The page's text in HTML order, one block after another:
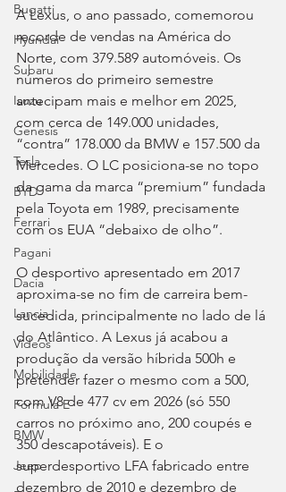
Bugatti
Hyundai
Subaru
Isuzu
Genesis
Tesla
BYD
Ferrari
Pagani
Dacia
Lancia
Videos
Mobilidade
Fórmula E
BMW
Jeep
A Lexus, o ano passado, comemorou
recorde de vendas na América do
Norte, com 379.589 automóveis. Os
números do primeiro semestre
antecipam mais e melhor em 2025,
com cerca de 149.000 unidades,
“contra” 178.000 da BMW e 157.500 da
Mercedes. O LC posiciona-se no topo
da gama da marca “premium” fundada
pela Toyota em 1989, precisamente
com os EUA “debaixo de olho”.
O desportivo apresentado em 2017
aproxima-se no fim de carreira bem-
sucedida, principalmente no lado de lá
do Atlântico. A Lexus já acabou a
produção da versão híbrida 500h e
pretender fazer o mesmo com a 500,
com V8 de 477 cv em 2026 (só 550
carros no próximo ano, 200 coupés e
350 descapotáveis). E o
superdesportivo LFA fabricado entre
dezembro de 2010 e dezembro de